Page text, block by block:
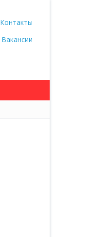
Контакты
Вакансии